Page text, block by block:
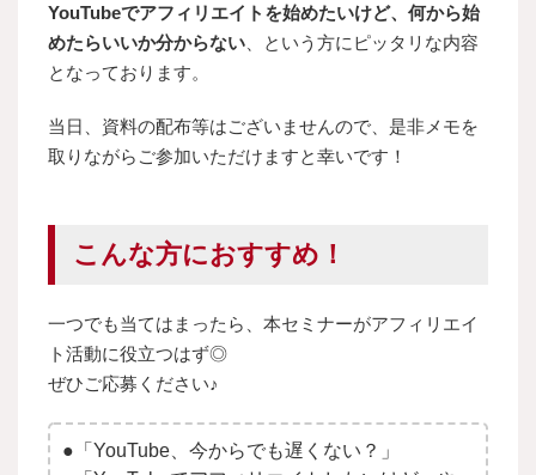
YouTubeでアフィリエイトを始めたいけど、何から始
めたらいいか分からない 、という方にピッタリな内容
となっております。
当日、資料の配布等はございませんので、是非メモを
取りながらご参加いただけますと幸いです！
こんな方におすすめ！
一つでも当てはまったら、本セミナーがアフィリエイ
ト活動に役立つはず◎
ぜひご応募ください♪
●「YouTube、今からでも遅くない？」